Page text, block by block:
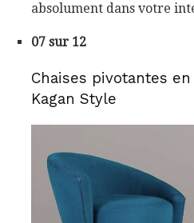
absolument dans votre
07 sur 12
Chaises pivotantes
Kagan Style